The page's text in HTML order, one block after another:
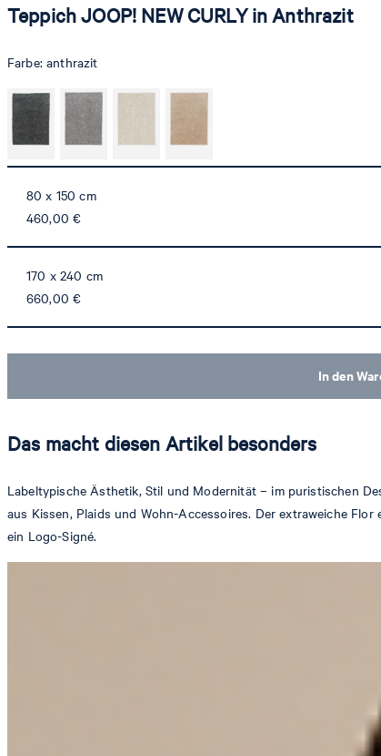
Teppich JOOP! NEW CURLY in Anthrazit
Farbe:anthrazit
80 x 150 cm
460,00 €
170 x 240 cm
660,00 €
In den
Das macht diesen Artikel besonders
Labeltypische Ästhetik, Stil und Modernität – im puristischen
aus Kissen, Plaids und Wohn-Accessoires. Der extraweiche
ein Logo-Signé.